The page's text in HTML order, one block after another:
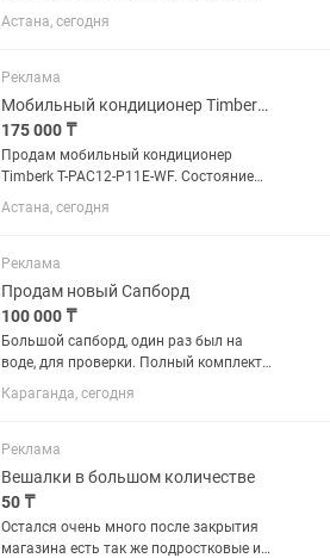
взрослым. На любой возраст. Есть
большой ящик снизу
подставкой для книг. Также подъемный
механизм...
Астана, сегодня
Реклама
Мобильный кондиционер Timberk T-PAC12-P11E-WF, 12 000 BTU, Wi-Fi
175 000 ₸
Продам мобильный кондиционер
Timberk T-PAC12-P11E-WF. Состояние
отличное, практически новый. Куплен
недавно, использовался всего
Полностью исправен, хорошо
охлаждает,...
Астана, сегодня
Реклама
Продам новый Сапборд
100 000 ₸
Большой сапборд, один раз был на
воде, для проверки. Полный комплект,
насос с манометром, гермомешок, 3
плавника, водонепроницаемый чехол
весло, страховочный лиш, все...
Караганда, сегодня
Реклама
Вешалки в большом количестве
50 ₸
Остался очень много после закрытия
магазина есть так же подростковые и